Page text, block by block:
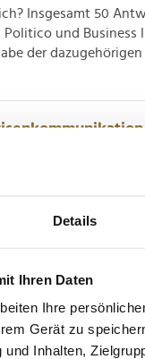
Details
Ihren Daten
Ihre
Gerät zu
Inhalten,
Insgesamt 50
und Business
der
vorbereiten. Und
Serkan C.
Bahn
Palla zieht